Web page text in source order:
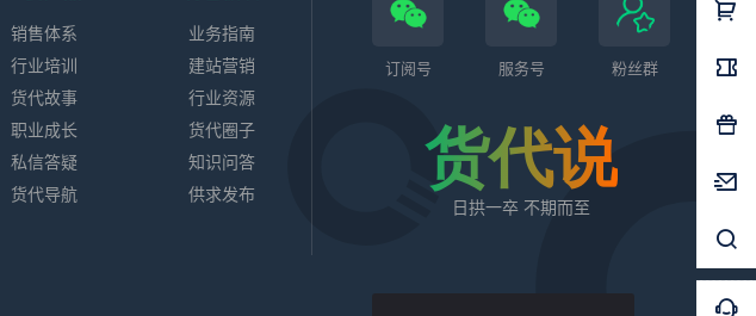
销售体系
行业培训
货代故事
职业成长
私信答疑
货代导航
业务指南
建站营销
行业资源
货代圈子
知识问答
供求发布
订阅号 服务号 粉丝群
货代说
日拱一卒 不期而至